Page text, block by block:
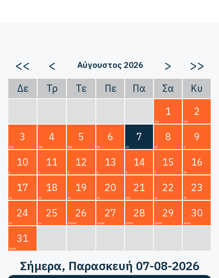
<< < Αύγουστος 2026 > >>
Δε Τρ Τε Πε Πα Σα
Κυ
1
2
3
4 5 6 7 8
9
10
11 12 13 14 15
16
17
18 19 20 21 22
23
24
25 26 27 28 29
30
31
Σήμερα, Παρασκευή 07-08-2026